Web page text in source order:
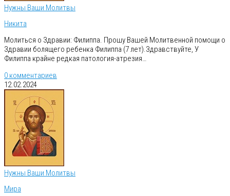
Нужны Ваши Молитвы
Никита
Молиться о Здравии: Филиппа. Прошу Вашей Молитвенной помощи о
Здравии болящего ребенка Филиппа (7 лет).Здравствуйте, У
Филиппа крайне редкая патология-атрезия…
0 комментариев
12.02.2024
Нужны Ваши Молитвы
Мира